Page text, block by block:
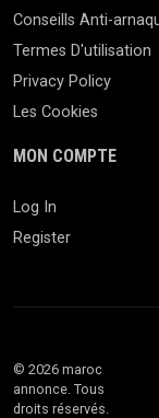
Conseills Anti-
Termes D'utilisation
Privacy Policy
Les Cookies
MON COMPTE
Log In
Register
© 2026 maroc
annonce. Tous
droits réservés.